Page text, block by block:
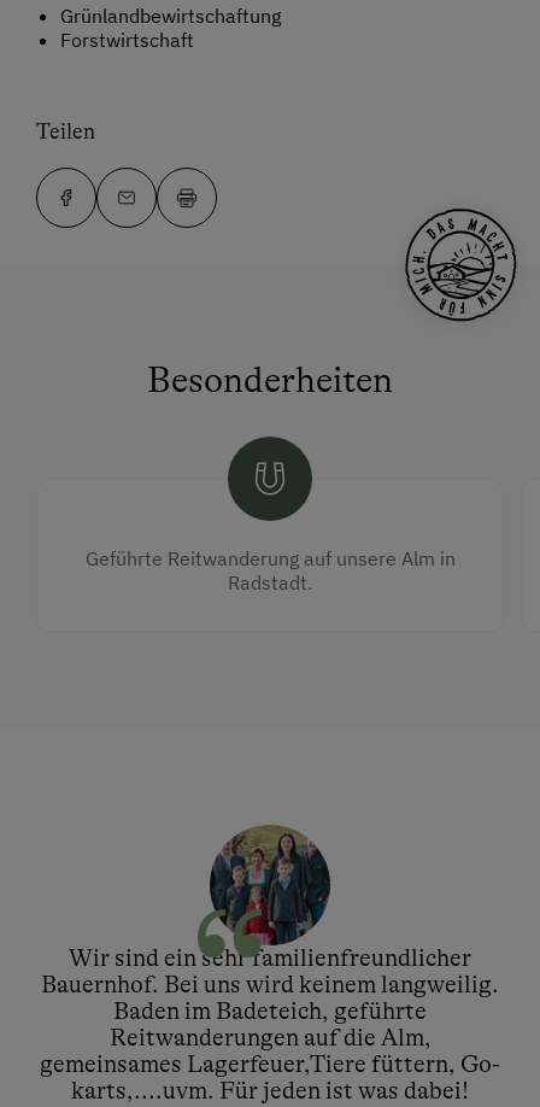
Grünlandbewirtschaftung
Forstwirtschaft
Teilen
Besonderheiten
Geführte Reitwanderung auf unsere Alm in
Radstadt.
Wir sind ein sehr familienfreundlicher
Bauernhof. Bei uns wird keinem langweilig.
Baden im Badeteich, geführte
Reitwanderungen auf die Alm,
gemeinsames Lagerfeuer,Tiere füttern, Go-
karts,....uvm. Für jeden ist was dabei!